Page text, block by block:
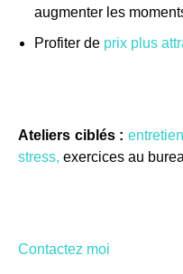
augmenter les
Profiter de prix plus
Ateliers ciblés : entretien
stress, exercices au
Contactez moi